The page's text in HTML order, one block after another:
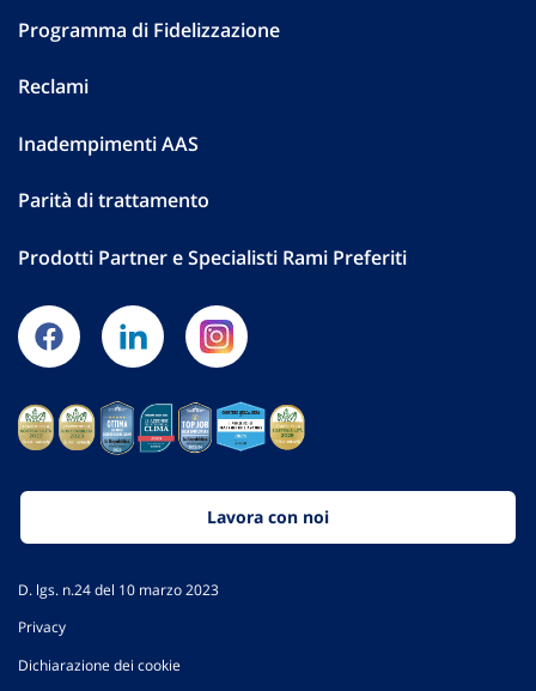
Programma di Fidelizzazione
Reclami
Inadempimenti AAS
Parità di trattamento
Prodotti Partner e Specialisti Rami Preferiti
Lavora con noi
D. lgs. n.24 del 10 marzo 2023
Privacy
Dichiarazione dei cookie